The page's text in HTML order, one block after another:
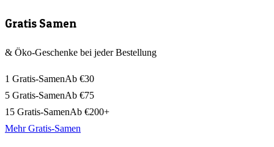
Gratis Samen
& Öko-Geschenke bei jeder Bestellung
1 Gratis-SamenAb €30
5 Gratis-SamenAb €75
15 Gratis-SamenAb €200+
Mehr Gratis-Samen